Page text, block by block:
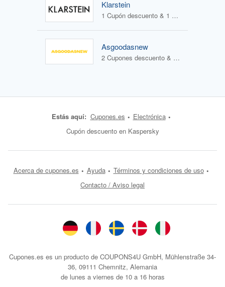
Klarstein
1 Cupón descuento & 1 Oferta
Asgoodasnew
2 Cupones descuento & 0 Ofertas
Estás aquí: Cupones.es
Electrónica
Cupón descuento en Kaspersky
Acerca de cupones.es Ayuda
Términos y condiciones de uso
Contacto / Aviso legal
Cupones.es es un producto de COUPONS4U GmbH, Mühlenstraße 34-
36, 09111 Chemnitz, Alemania
de lunes a viernes de 10 a 16 horas